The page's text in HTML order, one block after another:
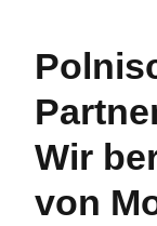
Wir
von